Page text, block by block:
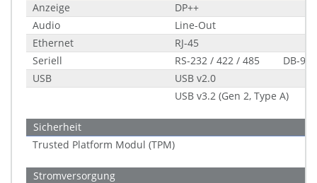
Anzeige
DP++
Audio
Line-Out
Ethernet
RJ-45
Seriell
RS-232 / 422 / 485
DB-9
USB
USB v2.0
USB v3.2 (Gen 2, Type A)
Sicherheit
Trusted Platform Modul (TPM)
Stromversorgung